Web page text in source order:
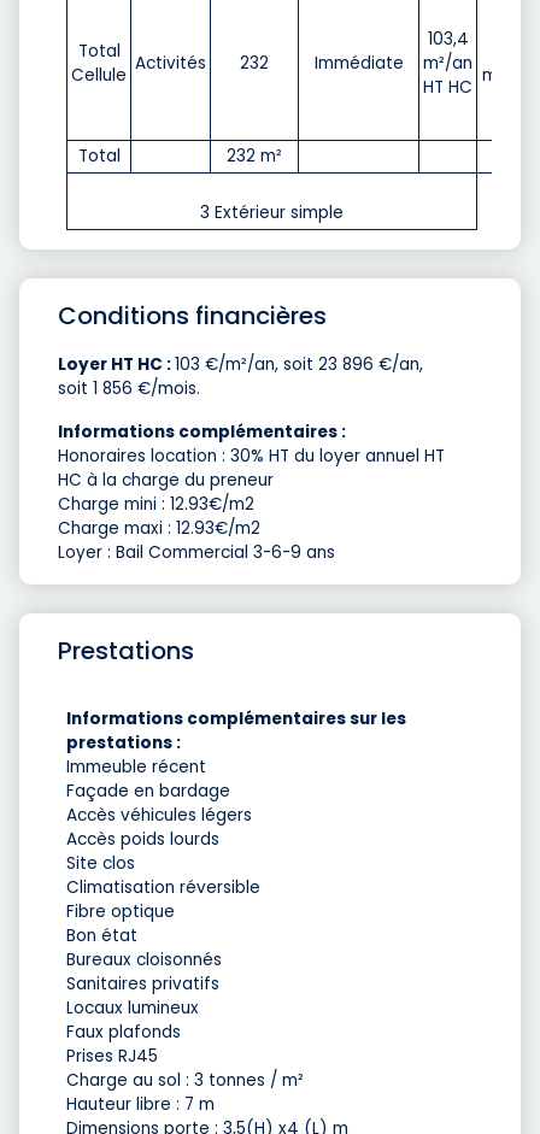
Total
Cellule
Activités 232 Immédiate
103,4
m²/an
HT HC
m²/an
Total 232 m²
3 Extérieur simple
Conditions financières
Loyer HT HC :103 €/m²/an, soit 23 896 €/an,
soit 1 856 €/mois.
Informations complémentaires :
Honoraires location : 30% HT du loyer annuel HT
HC à la charge du preneur
Charge mini : 12.93€/m2
Charge maxi : 12.93€/m2
Loyer : Bail Commercial 3-6-9 ans
Prestations
Informations complémentaires sur les
prestations :
Immeuble récent
Façade en bardage
Accès véhicules légers
Accès poids lourds
Site clos
Climatisation réversible
Fibre optique
Bon état
Bureaux cloisonnés
Sanitaires privatifs
Locaux lumineux
Faux plafonds
Prises RJ45
Charge au sol : 3 tonnes / m²
Hauteur libre : 7 m
Dimensions porte : 3,5(H) x4 (L) m